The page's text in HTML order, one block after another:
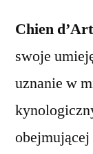
Chien
swoje
uznanie w
obejmującej